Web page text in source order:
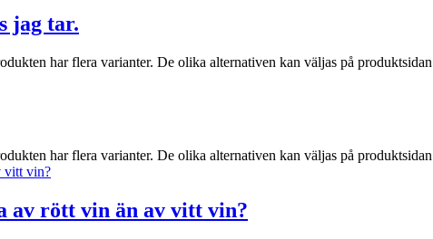
jag tar.
har flera varianter. De olika alternativen kan väljas på produktsidan
har flera varianter. De olika alternativen kan väljas på produktsidan
av rött vin än av vitt vin?